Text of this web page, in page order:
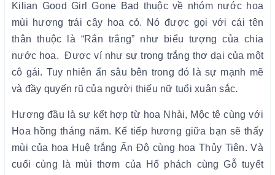
Kilian Good Girl Gone Bad thuộc về nhóm nước hoa
mùi hương trái cây hoa cỏ. Nó được gọi với cái tên
thân thuộc là “Rắn trắng” như biểu tượng của chia
nước hoa. Được ví như sự trong trắng thơ dại của một
cô gái. Tuy nhiên ẩn sâu bên trong đó là sự mạnh mẽ
và đầy quyến rũ của người thiếu nữ tuổi xuân sắc.
Hương đầu là sự kết hợp từ hoa Nhài, Mộc tê cùng với
Hoa hồng tháng năm. Kế tiếp hương giữa bạn sẽ thấy
mùi của hoa Huệ trắng Ấn Độ cùng hoa Thủy Tiên. Và
cuối cùng là mùi thơm của Hổ phách cùng Gỗ tuyết